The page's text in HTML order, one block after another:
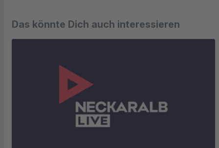
Das könnte Dich auch interessieren